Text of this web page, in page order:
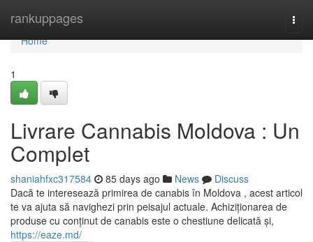
rankuppages
Home
Home
1
Livrare Cannabis Moldova : Un
Complet
shaniahfxc317584 85 days ago News
Discuss
Dacă te interesează primirea de canabis în Moldova , acest articol
te va ajuta să navighezi prin peisajul actuale. Achiziționarea de
produse cu conținut de canabis este o chestiune delicată și,
https://eaze.md/